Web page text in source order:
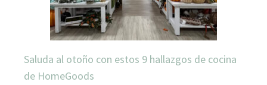
Saluda al otoño con estos 9 hallazgos de cocina
de HomeGoods